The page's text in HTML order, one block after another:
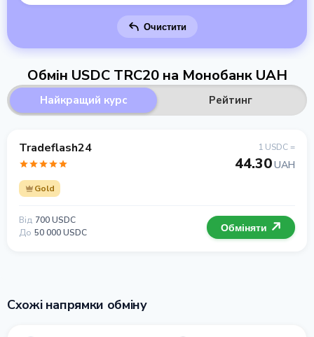
Очистити
Обмін USDC TRC20 на Монобанк UAH
Найкращий курс Рейтинг
Tradeflash24
Gold
1 USDC =
44.30UAH
Від 700 USDC
До 50 000 USDC Обміняти
Схожі напрямки обміну